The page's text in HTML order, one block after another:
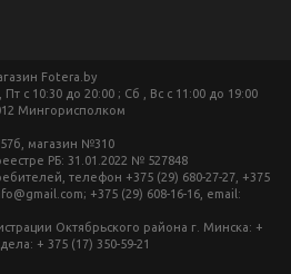
Fotera.by
c 10:30 до 20:00 ; Сб , Вс c 11:00 до 19:00
Мингорисполком
57б, магазин №310
РБ: 31.01.2022 № 527848
телефон +375 (29) 680-27-27, +375
+375 (29) 608-16-16, email:
Октябрьского района г. Минска: +
+ 375 (17) 350-59-21